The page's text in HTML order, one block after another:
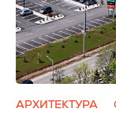
АРХИТЕКТУРА